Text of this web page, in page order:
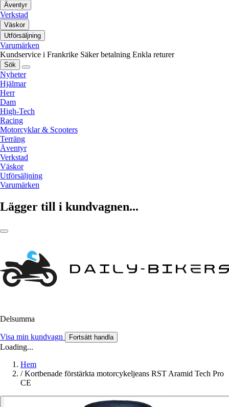
Äventyr
Verkstad
Väskor
Utförsäljning
Varumärken
Kundservice i Frankrike Säker betalning Enkla returer
Sök
Nyheter
Hjälmar
Herr
Dam
High-Tech
Racing
Motorcyklar & Scooters
Terräng
Äventyr
Verkstad
Väskor
Utförsäljning
Varumärken
Lägger till i kundvagnen...
Delsumma
Visa min kundvagn Fortsätt handla
Loading...
Hem
/ Kortbenade förstärkta motorcykeljeans RST Aramid Tech Pro
CE